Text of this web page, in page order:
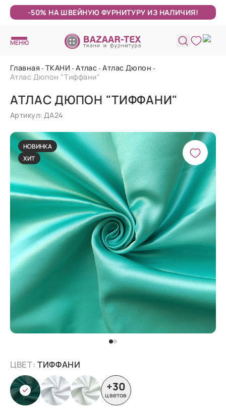
-50% НА ШВЕЙНУЮ ФУРНИТУРУ ИЗ НАЛИЧИЯ!
МЕНЮ
Главная ТКАНИ Атлас Атлас Дюпон
Атлас Дюпон "Тиффани"
АТЛАС ДЮПОН "ТИФФАНИ"
Артикул: ДА24
НОВИНКА
ХИТ
ЦВЕТ:ТИФФАНИ
+30
цветов